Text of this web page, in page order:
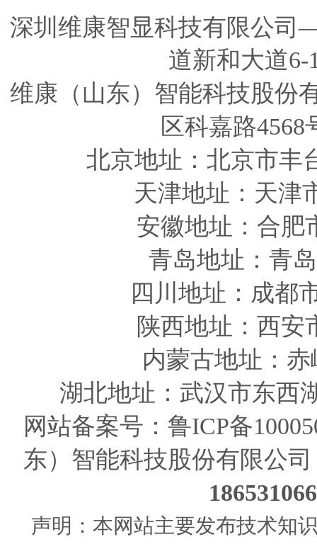
深圳维康智显科技有限公
道新和大道6-
维康（山东）智能科技股
区科嘉路
北京地址：北京市丰
天津地址 ：天津
安徽地址 ：合
青岛地址 ：青
四川 地址 ：成都
陕西地址 ：西
内蒙古地址：
湖北地址：武汉市东西
网站备案号： 鲁ICP备
东）智能科技股份有限公司
声明：本网站主要发布技术知